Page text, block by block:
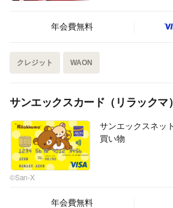
年会費無料
クレジット WAON
サンエックスカード（リラックマ）
©San-X
サンエックスネッ
買い物
年会費無料